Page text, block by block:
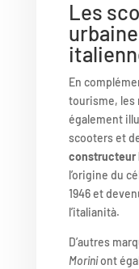
Les
En
tourisme, les
également
scooters et
constructeur
l’origine du
1946 et
l’italianità.
D’autres
Moriniont